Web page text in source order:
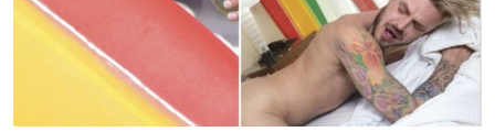
Chris Damned est bien occupé à se faire pomper par
Isaac X quand surviennent Beau Butler et Alpha Wolfe…
- Photos :Get A Room Too/ Raging Stallion Studios